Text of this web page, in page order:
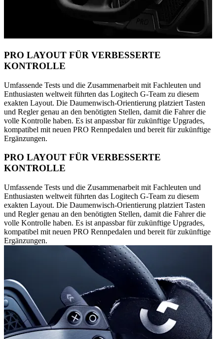
PRO LAYOUT FÜR VERBESSERTE
KONTROLLE
Umfassende Tests und die Zusammenarbeit mit Fachleuten und
Enthusiasten weltweit führten das Logitech G-Team zu diesem
exakten Layout. Die Daumenwisch-Orientierung platziert Tasten
und Regler genau an den benötigten Stellen, damit die Fahrer die
volle Kontrolle haben. Es ist anpassbar für zukünftige Upgrades,
kompatibel mit neuen PRO Rennpedalen und bereit für zukünftige
Ergänzungen.
PRO LAYOUT FÜR VERBESSERTE
KONTROLLE
Umfassende Tests und die Zusammenarbeit mit Fachleuten und
Enthusiasten weltweit führten das Logitech G-Team zu diesem
exakten Layout. Die Daumenwisch-Orientierung platziert Tasten
und Regler genau an den benötigten Stellen, damit die Fahrer die
volle Kontrolle haben. Es ist anpassbar für zukünftige Upgrades,
kompatibel mit neuen PRO Rennpedalen und bereit für zukünftige
Ergänzungen.